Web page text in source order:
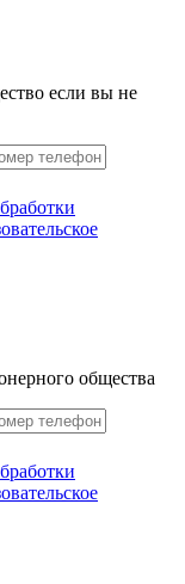
если вы не
общества